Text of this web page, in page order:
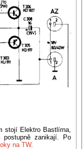
stojí Elektro Bastlírna,
zanikají. Po
na TW.